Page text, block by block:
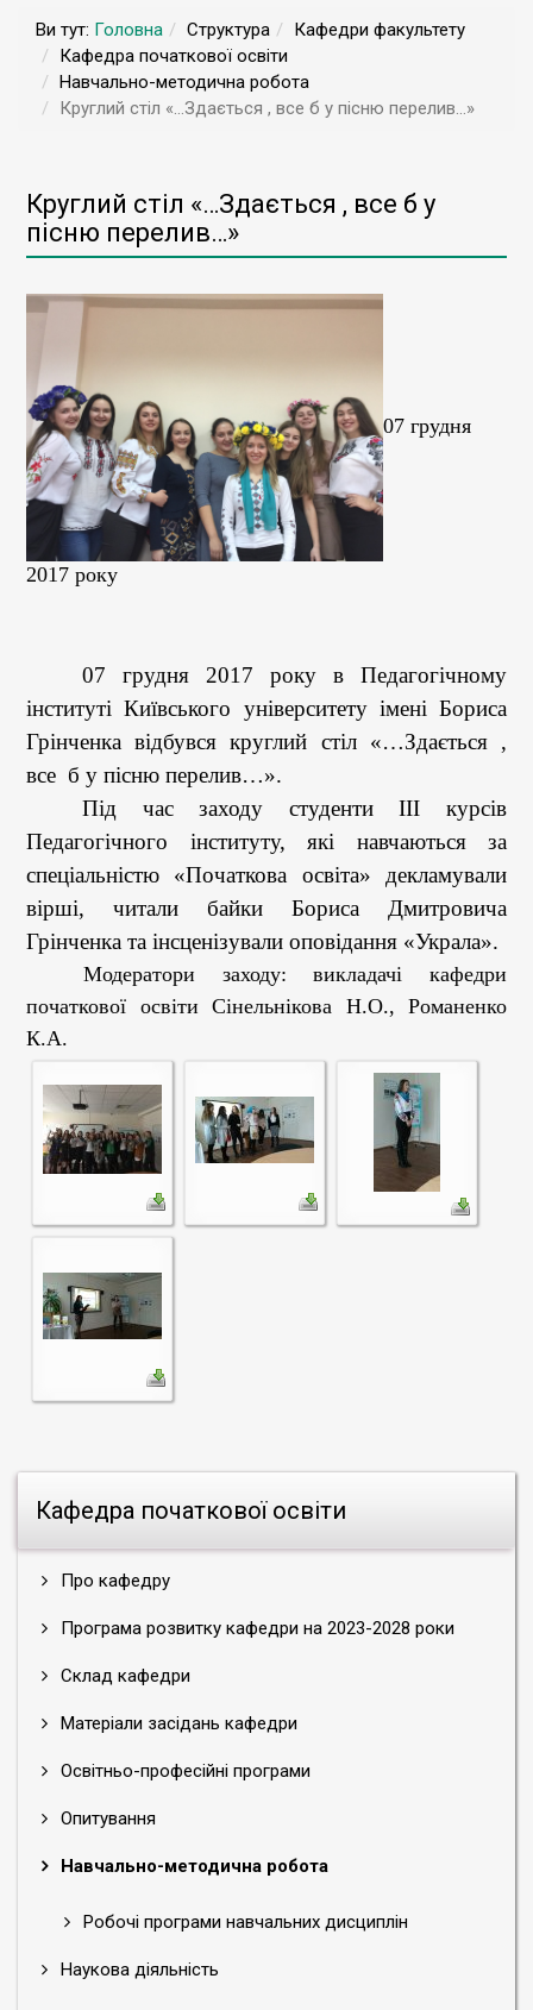
Ви тут: Головна Структура
Кафедри факультету
Кафедра початкової освіти
Навчально-методична робота
Круглий стіл «…Здається , все б у пісню перелив…»
Кафедра початкової освіти
Про кафедру
Програма розвитку кафедри на 2023-2028 роки
Склад кафедри
Матеріали засідань кафедри
Освітньо-професійні програми
Опитування
Навчально-методична робота
Робочі програми навчальних дисциплін
Наукова діяльність
Круглий стіл «…Здається , все б у
пісню перелив…»
07 грудня
2017 року
07 грудня 2017 року в Педагогічному
інституті Київського університету імені Бориса
Грінченка відбувсякруглий стіл «…Здається ,
все б у пісню перелив…».
Під час заходу студенти ІІІ курсів
Педагогічного інституту, які навчаються за
спеціальністю «Початкова освіта» декламували
вірші, читали байки Бориса Дмитровича
Грінченка та інсценізували оповідання «Украла».
Модератори заходу:викладачі кафедри
початкової освіти Сінельнікова Н.О., Романенко
К.А.